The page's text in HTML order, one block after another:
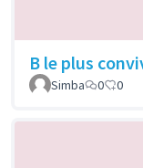
B le plus
Simba 0 0